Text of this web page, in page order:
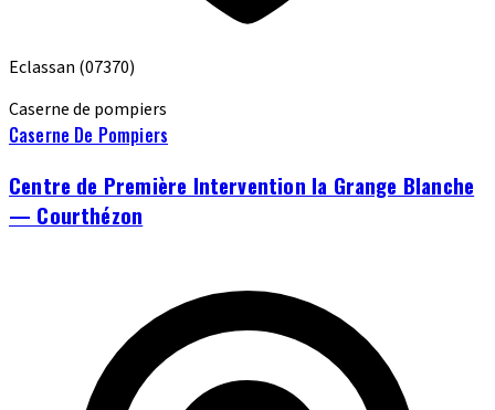
Eclassan (07370)
Caserne de pompiers
Caserne De Pompiers
Centre de Première Intervention la Grange Blanche
— Courthézon